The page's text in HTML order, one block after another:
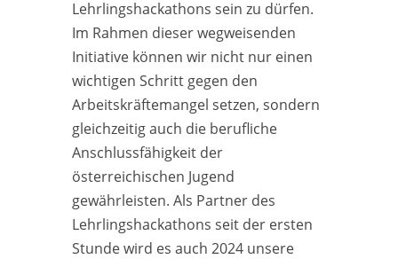
Lehrlingshackathons sein zu dürfen.
Im Rahmen dieser wegweisenden
Initiative können wir nicht nur einen
wichtigen Schritt gegen den
Arbeitskräftemangel setzen, sondern
gleichzeitig auch die berufliche
Anschlussfähigkeit der
österreichischen Jugend
gewährleisten. Als Partner des
Lehrlingshackathons seit der ersten
Stunde wird es auch 2024 unsere